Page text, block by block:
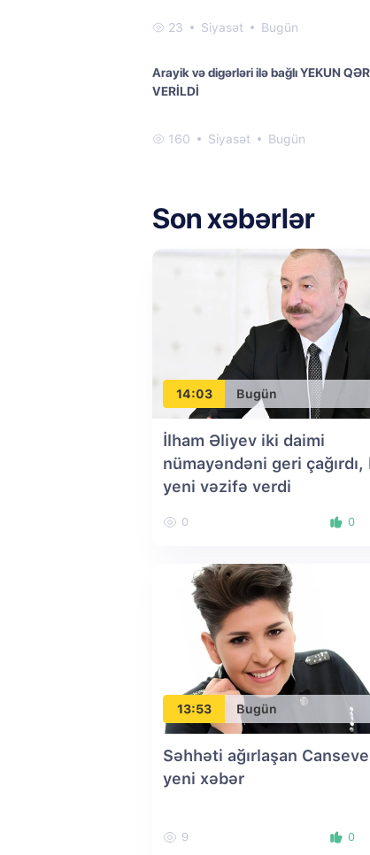
23 Siyasət Bugün
Arayik və digərləri ilə bağlı YEKUN
VERİLDİ
160 Siyasət Bugün
Son xəbərlər
14:03 Bugün
İlham Əliyev iki daimi
nümayəndəni geri
yeni vəzifə verdi
0 0
13:53 Bugün
Səhhəti ağırlaşan
yeni xəbər
9 0